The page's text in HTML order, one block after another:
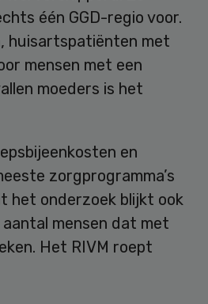
één GGD-regio voor.
huisartspatiënten met
mensen met een
moeders is het
en
zorgprogramma’s
het onderzoek blijkt ook
mensen dat met
Het RIVM roept